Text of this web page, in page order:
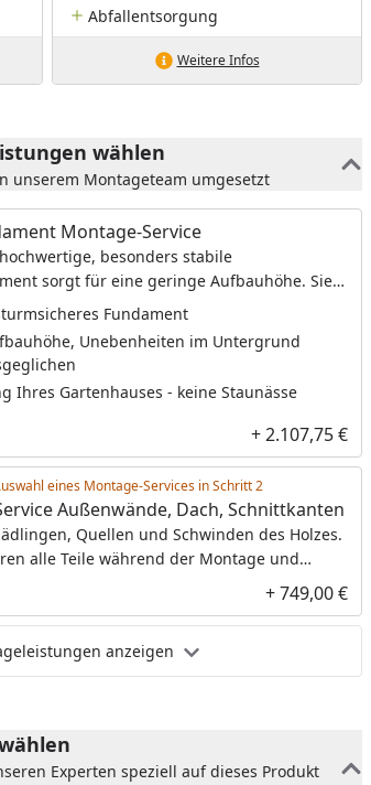
Abfallentsorgung
Weitere Infos
wählen
unserem Montageteam umgesetzt
Montage-Service
besonders stabile
sorgt für eine geringe Aufbauhöhe. Sie
bequeme, niedrige Stufe und gleichzeitig
keine Gummi-Pads und
Fundament
Unebenheiten im Untergrund
Ihres Gartenhauses - keine Staunässe
+ 2.107,75 €
eines Montage-Services in Schritt
Außenwände, Dach, Schnittkanten
Quellen und Schwinden des Holzes.
alle Teile während der Montage und
optimale Grundlage für den Endanstrich.
+ 749,00 €
anzeigen
Experten speziell auf dieses Produkt